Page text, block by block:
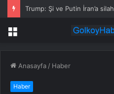
Trump: Şi ve Putin İran’a
Menü
Anasayfa / Haber
Haber